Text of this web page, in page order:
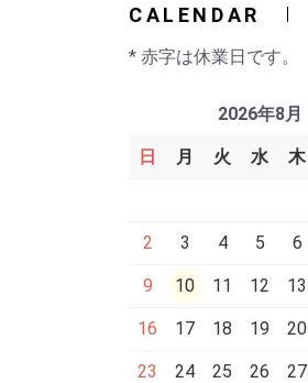
CALENDAR
* 赤字は休業日です。
2026年8月
日 月 火 水 木
2 3 4 5 6
9 10 11 12 13
16 17 18 19 20
23 24 25 26 27